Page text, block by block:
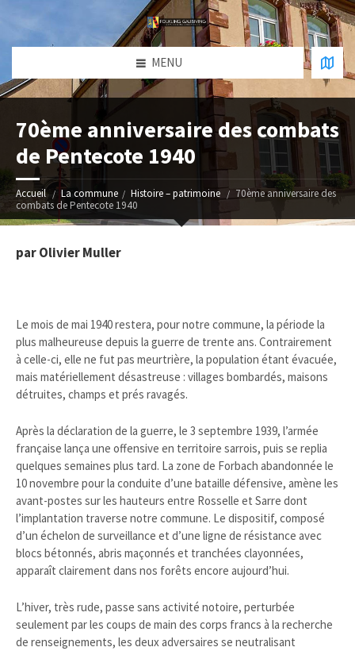
MENU
70ème anniversaire des combats
de Pentecote 1940
Accueil La commune Histoire – patrimoine
70ème anniversaire des
combats de Pentecote 1940
par Olivier Muller
Le mois de mai 1940 restera, pour notre commune, la période la
plus malheureuse depuis la guerre de trente ans. Contrairement
à celle-ci, elle ne fut pas meurtrière, la population étant évacuée,
mais matériellement désastreuse : villages bombardés, maisons
détruites, champs et prés ravagés.
Après la déclaration de la guerre, le 3 septembre 1939, l’armée
française lança une offensive en territoire sarrois, puis se replia
quelques semaines plus tard. La zone de Forbach abandonnée le
10 novembre pour la conduite d’une bataille défensive, amène les
avant-postes sur les hauteurs entre Rosselle et Sarre dont
l’implantation traverse notre commune. Le dispositif, composé
d’un échelon de surveillance et d’une ligne de résistance avec
blocs bétonnés, abris maçonnés et tranchées clayonnées,
apparaît clairement dans nos forêts encore aujourd’hui.
L’hiver, très rude, passe sans activité notoire, perturbée
seulement par les coups de main des corps francs à la recherche
de renseignements, les deux adversaires se neutralisant